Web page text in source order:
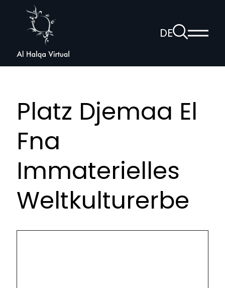
Halqa
DEZur
Suchseite
Platz Djemaa El
Fna
Immaterielles
Weltkulturerbe